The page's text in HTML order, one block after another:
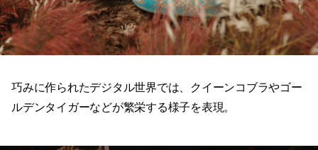
巧みに作られたデジタル世界では、クイーンコブラやゴー
ルデンタイガーなどが繁栄する様子を表現。